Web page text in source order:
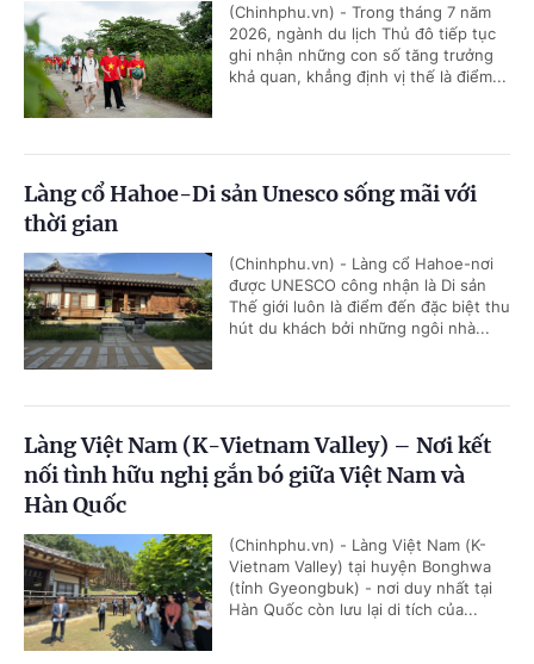
(Chinhphu.vn) - Trong tháng 7 năm
2026, ngành du lịch Thủ đô tiếp tục
ghi nhận những con số tăng trưởng
khả quan, khẳng định vị thế là điểm...
Làng cổ Hahoe-Di sản Unesco sống mãi với
thời gian
(Chinhphu.vn) - Làng cổ Hahoe-nơi
được UNESCO công nhận là Di sản
Thế giới luôn là điểm đến đặc biệt thu
hút du khách bởi những ngôi nhà...
Làng Việt Nam (K-Vietnam Valley) – Nơi kết
nối tình hữu nghị gắn bó giữa Việt Nam và
Hàn Quốc
(Chinhphu.vn) - Làng Việt Nam (K-
Vietnam Valley) tại huyện Bonghwa
(tỉnh Gyeongbuk) - nơi duy nhất tại
Hàn Quốc còn lưu lại di tích của...